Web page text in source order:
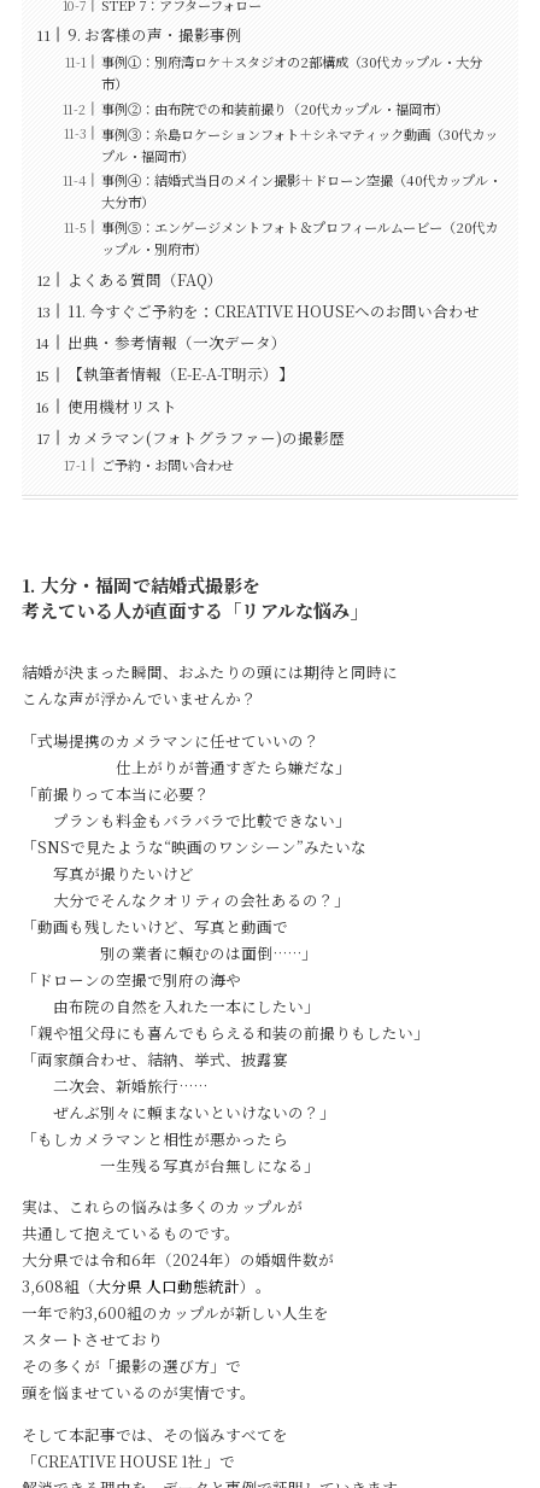
STEP 7：アフターフォロー
9. お客様の声・撮影事例
事例①：別府湾ロケ＋スタジオの2部構成（30代カップル・大分
市）
事例②：由布院での和装前撮り（20代カップル・福岡市）
事例③：糸島ロケーションフォト＋シネマティック動画（30代カッ
プル・福岡市）
事例④：結婚式当日のメイン撮影＋ドローン空撮（40代カップル・
大分市）
事例⑤：エンゲージメントフォト＆プロフィールムービー（20代カ
ップル・別府市）
よくある質問（FAQ）
11. 今すぐご予約を：CREATIVE HOUSEへのお問い合わせ
出典・参考情報（一次データ）
【執筆者情報（E-E-A-T明示）】
使用機材リスト
カメラマン(フォトグラファー)の撮影歴
ご予約・お問い合わせ
1. 大分・福岡で結婚式撮影を
考えている人が直面する「リアルな悩み」
結婚が決まった瞬間、おふたりの頭には期待と同時に
こんな声が浮かんでいませんか？
「式場提携のカメラマンに任せていいの？
仕上がりが普通すぎたら嫌だな」
「前撮りって本当に必要？
プランも料金もバラバラで比較できない」
「SNSで見たような“映画のワンシーン”みたいな
写真が撮りたいけど
大分でそんなクオリティの会社あるの？」
「動画も残したいけど、写真と動画で
別の業者に頼むのは面倒……」
「ドローンの空撮で別府の海や
由布院の自然を入れた一本にしたい」
「親や祖父母にも喜んでもらえる和装の前撮りもしたい」
「両家顔合わせ、結納、挙式、披露宴
二次会、新婚旅行……
ぜんぶ別々に頼まないといけないの？」
「もしカメラマンと相性が悪かったら
一生残る写真が台無しになる」
実は、これらの悩みは多くのカップルが
共通して抱えているものです。
大分県では令和6年（2024年）の婚姻件数が
3,608組（大分県 人口動態統計）。
一年で約3,600組のカップルが新しい人生を
スタートさせており
その多くが「撮影の選び方」で
頭を悩ませているのが実情です。
そして本記事では、その悩みすべてを
「CREATIVE HOUSE 1社」で